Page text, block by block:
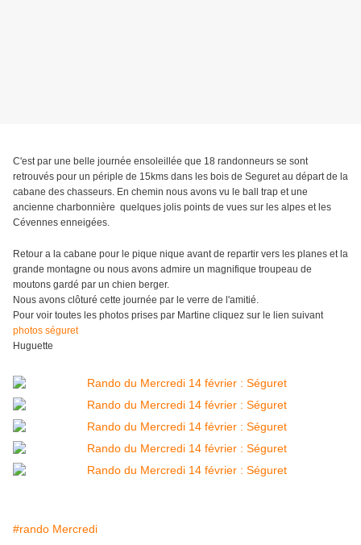
C'est par une belle journée ensoleillée que 18 randonneurs se sont
retrouvés pour un périple de 15kms dans les bois de Seguret au départ de la
cabane des chasseurs. En chemin nous avons vu le ball trap‌ et une
ancienne charbonnière quelques jolis points de vues sur les alpes et les
Cévennes enneigées.
Retour a la cabane pour le pique nique avant de repartir vers les planes et la
grande montagne ou nous avons admire un magnifique troupeau de
moutons gardé par un chien berger.
Nous avons clôturé cette journée par le verre de l'amitié.
Pour voir toutes les photos prises par Martine cliquez sur le lien suivant
photos séguret
Huguette
#rando Mercredi